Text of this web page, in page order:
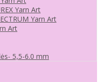
Yarn Art
Yarn Art
Art
5,5-6.0 mm